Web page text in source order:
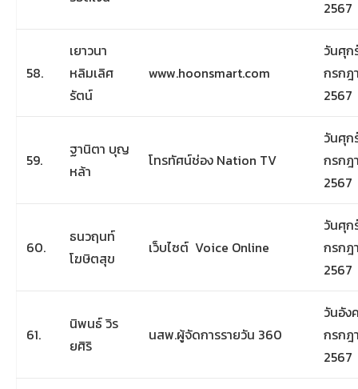
2567
58.
เยาวนา
หลิมเลิศ
รัตน์
www.hoonsmart.com
วันศุก
กรกฎ
2567
59.
ฐานิตา บุญ
หล้า
โทรทัศน์ช่อง Nation TV
วันศุก
กรกฎ
2567
60.
ธนวฤนท์
โฆษิตสุข
เว็บไซต์ Voice Online
วันศุก
กรกฎ
2567
61.
นิพนธ์ วิร
ยศิริ
นสพ.ผู้จัดการรายวัน 360
วันอัง
กรกฎ
2567